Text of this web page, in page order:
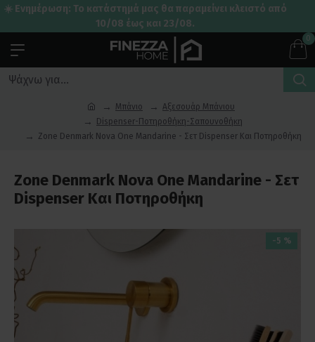
☀️ Ενημέρωση: Το κατάστημά μας θα παραμείνει κλειστό από
10/08 έως και 23/08.
0
Μπάνιο
Αξεσουάρ Μπάνιου
Dispenser-Ποτηροθήκη-Σαπουνοθήκη
Zone Denmark Nova One Mandarine - Σετ Dispenser Και Ποτηροθήκη
Zone Denmark Nova One Mandarine - Σετ
Dispenser Και Ποτηροθήκη
-5 %